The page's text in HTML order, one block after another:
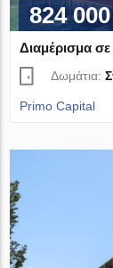
824
Διαμέρισμα
Δωμάτια:
Primo Capital